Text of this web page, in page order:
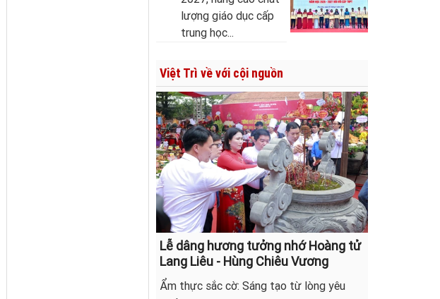
lượng giáo dục cấp
trung học...
Việt Trì về với cội nguồn
Lễ dâng hương tưởng nhớ Hoàng tử
Lang Liêu - Hùng Chiêu Vương
Ẩm thực sắc cờ: Sáng tạo từ lòng yêu